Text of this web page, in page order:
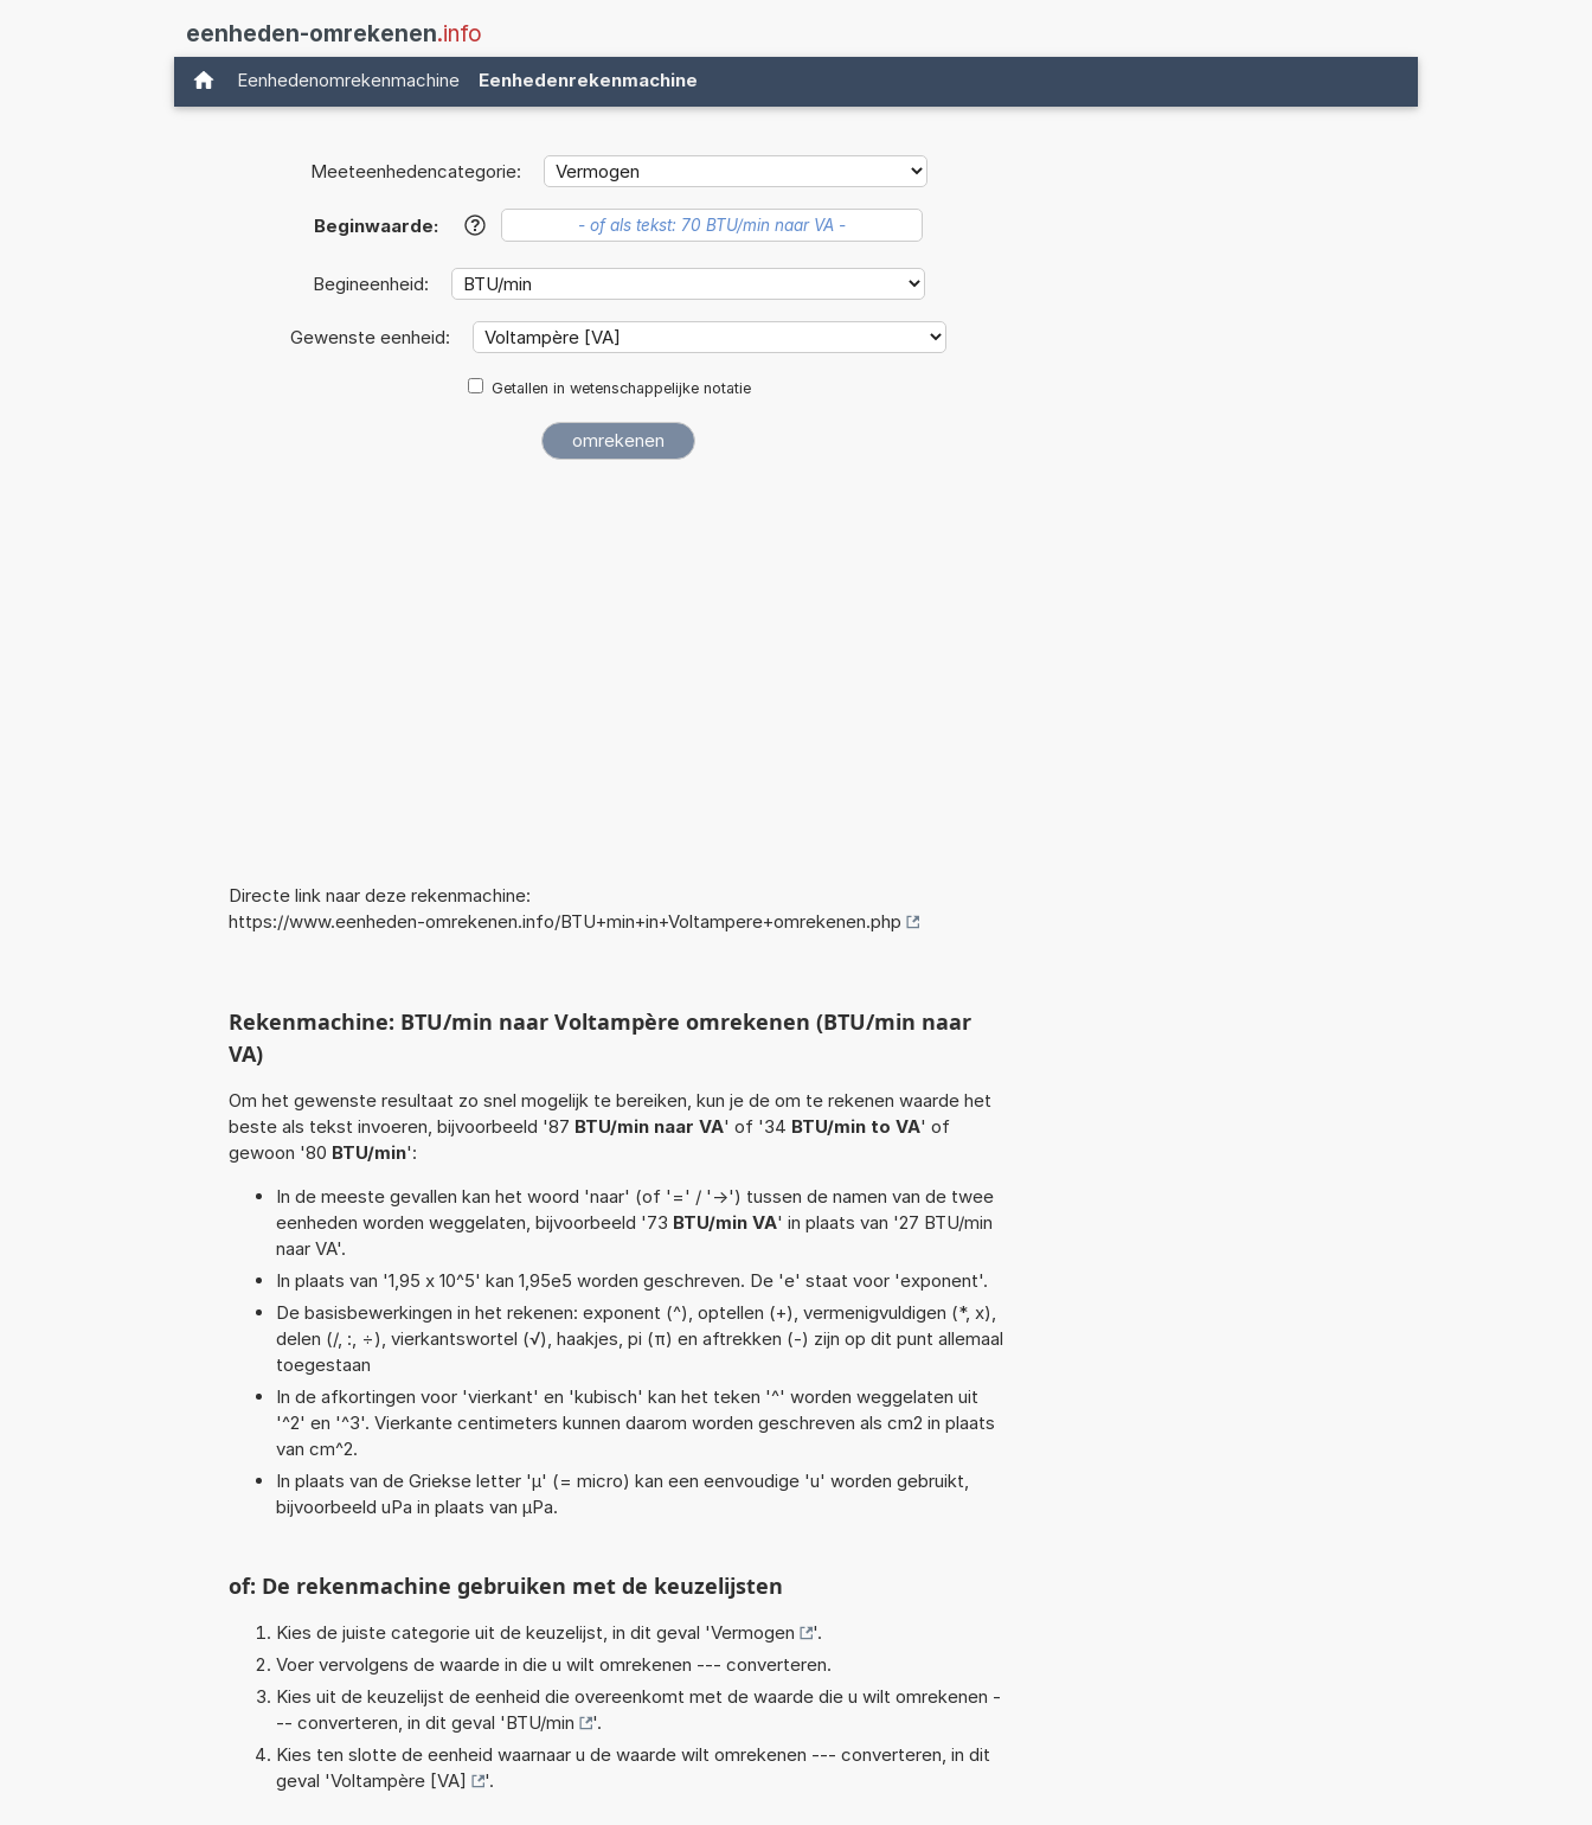
eenheden-omrekenen.info
Eenhedenomrekenmachine Eenhedenrekenmachine
Meeteenhedencategorie:
Beginwaarde: ?
Begineenheid:
Gewenste eenheid:
Getallen in wetenschappelijke notatie
Directe link naar deze rekenmachine:
https://www.eenheden-omrekenen.info/BTU+min+in+Voltampere+omrekenen.php
Rekenmachine: BTU/min naar Voltampère omrekenen (BTU/min naar
VA)
Om het gewenste resultaat zo snel mogelijk te bereiken, kun je de om te rekenen waarde het
beste als tekst invoeren, bijvoorbeeld '87 BTU/min naar VA' of '34 BTU/min to VA' of
gewoon '80 BTU/min':
In de meeste gevallen kan het woord 'naar' (of '=' / '->') tussen de namen van de twee
eenheden worden weggelaten, bijvoorbeeld '73 BTU/min VA' in plaats van '27 BTU/min
naar VA'.
In plaats van '1,95 x 10^5' kan 1,95e5 worden geschreven. De 'e' staat voor 'exponent'.
De basisbewerkingen in het rekenen: exponent (^), optellen (+), vermenigvuldigen (*, x),
delen (/, :, ÷), vierkantswortel (√), haakjes, pi (π) en aftrekken (-) zijn op dit punt allemaal
toegestaan
In de afkortingen voor 'vierkant' en 'kubisch' kan het teken '^' worden weggelaten uit
'^2' en '^3'. Vierkante centimeters kunnen daarom worden geschreven als cm2 in plaats
van cm^2.
In plaats van de Griekse letter 'µ' (= micro) kan een eenvoudige 'u' worden gebruikt,
bijvoorbeeld uPa in plaats van µPa.
of: De rekenmachine gebruiken met de keuzelijsten
Kies de juiste categorie uit de keuzelijst, in dit geval 'Vermogen
'.
Voer vervolgens de waarde in die u wilt omrekenen --- converteren.
Kies uit de keuzelijst de eenheid die overeenkomt met de waarde die u wilt omrekenen -
-- converteren, in dit geval 'BTU/min
'.
Kies ten slotte de eenheid waarnaar u de waarde wilt omrekenen --- converteren, in dit
geval 'Voltampère [VA] '.